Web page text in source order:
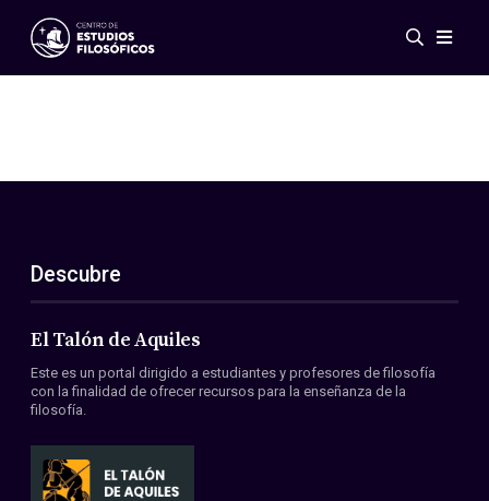
Eventos
ES
EN
Acerca de nosotros
Miembros
Convenios
Descubre
El Talón de Aquiles
Este es un portal dirigido a estudiantes y profesores de filosofía
con la finalidad de ofrecer recursos para la enseñanza de la
filosofía.